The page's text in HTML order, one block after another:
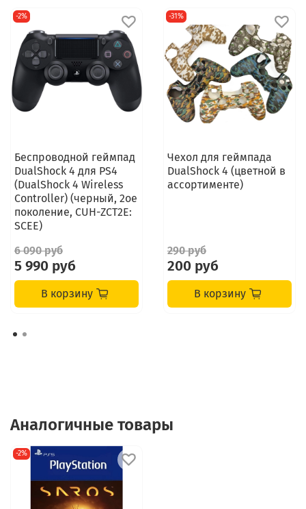
-2%
Беспроводной геймпад
DualShock 4 для PS4
(DualShock 4 Wireless
Controller) (черный, 2ое
поколение, CUH-ZCT2E:
SCEE)
6 090 руб
5 990 руб
В корзину
-31%
Чехол для геймпада
DualShock 4 (цветной в
ассортименте)
290 руб
200 руб
В корзину
Аналогичные товары
-2%